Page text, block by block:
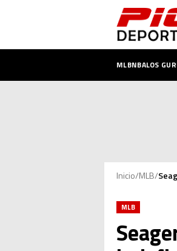
MLBNBALOS
Inicio/MLB/
MLB